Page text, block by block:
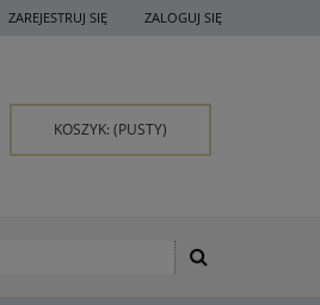
ZAREJESTRUJ SIĘ ZALOGUJ SIĘ
KOSZYK: (PUSTY)